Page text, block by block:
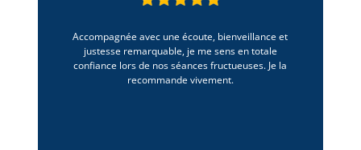
Accompagnée avec une écoute, bienveillance et
justesse remarquable, je me sens en totale
confiance lors de nos séances fructueuses. Je la
recommande vivement.